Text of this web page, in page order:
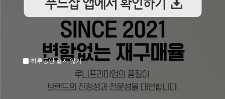
하루동안 열지 않기